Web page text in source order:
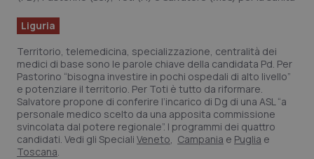
Liguria
Territorio, telemedicina, specializzazione, centralità dei
medici di base sono le parole chiave della candidata Pd. Per
Pastorino “bisogna investire in pochi ospedali di alto livello”
e potenziare il territorio. Per Toti è tutto da riformare.
Salvatore propone di conferire l’incarico di Dg di una ASL “a
personale medico scelto da una apposita commissione
svincolata dal potere regionale”. I programmi dei quattro
candidati. Vedi gli Speciali Veneto, Campania e Puglia e
Toscana.
tracking-sites-ironfish-
tracking-enable
www.quotidianosanita.it